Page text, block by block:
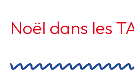
Noël dans les